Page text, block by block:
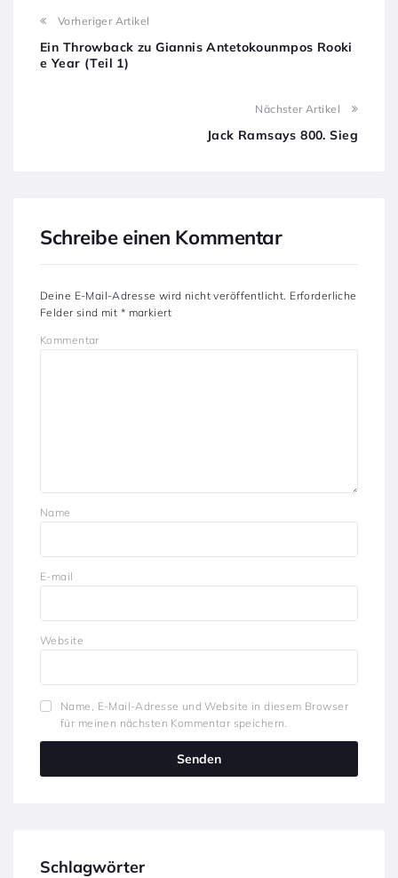
Vorheriger Artikel
Ein Throwback zu Giannis Antetokounmpos Rooki
e Year (Teil 1)
Nächster Artikel
Jack Ramsays 800. Sieg
Schreibe einen Kommentar
Deine E-Mail-Adresse wird nicht veröffentlicht. Erforderliche
Felder sind mit * markiert
Kommentar
Name
E-mail
Website
Name, E-Mail-Adresse und Website in diesem Browser
für meinen nächsten Kommentar speichern.
Schlagwörter